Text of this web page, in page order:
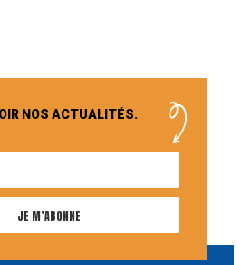
NOS ACTUALITÉS.
JE M’ABONNE